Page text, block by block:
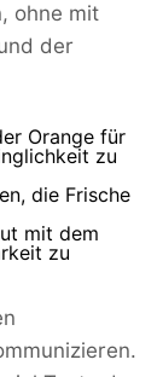
ohne mit
der
Orange für
zu
die Frische
mit dem
zu